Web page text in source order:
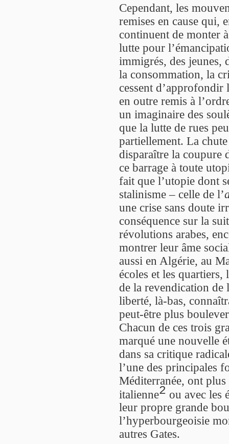
Cependant, les
remises en cause qui,
continuent de monter
lutte pour
immigrés, des jeunes,
la consommation, la
cessent d’approfondir
en outre remis à
un imaginaire des
que la lutte de rues
partiellement. La
disparaître la coupure
ce barrage à toute
fait que l’utopie dont
stalinisme – celle de l’
une crise sans doute
conséquence sur la
révolutions arabes,
montrer leur âme
aussi en Algérie, au
écoles et les quartiers,
de la revendication de
liberté, là-bas,
peut-être plus
Chacun de ces trois
marqué une nouvelle
dans sa critique
l’une des principales
Méditerranée, ont
italienne2 ou avec les
leur propre grande
l’hyperbourgeoisie
autres Gates.